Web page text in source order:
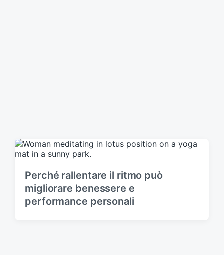
Perché rallentare il ritmo può
migliorare benessere e
performance personali